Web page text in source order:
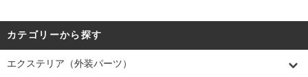
カテゴリーから探す
エクステリア（外装パーツ）